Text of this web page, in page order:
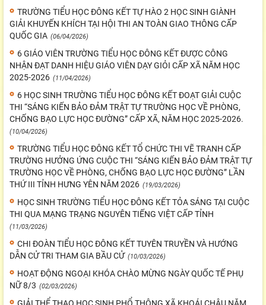
TRƯỜNG TIỂU HỌC ĐÔNG KẾT TỰ HÀO 2 HỌC SINH GIÀNH
GIẢI KHUYẾN KHÍCH TẠI HỘI THI AN TOÀN GIAO THÔNG CẤP
QUỐC GIA (06/04/2026)
6 GIÁO VIÊN TRƯỜNG TIỂU HỌC ĐÔNG KẾT ĐƯỢC CÔNG
NHẬN ĐẠT DANH HIỆU GIÁO VIÊN DẠY GIỎI CẤP XÃ NĂM HỌC
2025-2026 (11/04/2026)
6 HỌC SINH TRƯỜNG TIỂU HỌC ĐÔNG KẾT ĐOẠT GIẢI CUỘC
THI “SÁNG KIẾN BẢO ĐẢM TRẬT TỰ TRƯỜNG HỌC VỀ PHÒNG,
CHỐNG BẠO LỰC HỌC ĐƯỜNG” CẤP XÃ, NĂM HỌC 2025-2026.
(10/04/2026)
TRƯỜNG TIỂU HỌC ĐÔNG KẾT TỔ CHỨC THI VẼ TRANH CẤP
TRƯỜNG HƯỞNG ỨNG CUỘC THI “SÁNG KIẾN BẢO ĐẢM TRẬT TỰ
TRƯỜNG HỌC VỀ PHÒNG, CHỐNG BẠO LỰC HỌC ĐƯỜNG” LẦN
THỨ III TỈNH HƯNG YÊN NĂM 2026 (19/03/2026)
HỌC SINH TRƯỜNG TIỂU HỌC ĐÔNG KẾT TỎA SÁNG TẠI CUỘC
THI QUA MẠNG TRẠNG NGUYÊN TIẾNG VIỆT CẤP TỈNH
(11/03/2026)
CHI ĐOÀN TIỂU HỌC ĐÔNG KẾT TUYÊN TRUYỀN VÀ HƯỚNG
DẪN CỬ TRI THAM GIA BẦU CỬ (10/03/2026)
HOẠT ĐỘNG NGOẠI KHÓA CHÀO MỪNG NGÀY QUỐC TẾ PHỤ
NỮ 8/3 (02/03/2026)